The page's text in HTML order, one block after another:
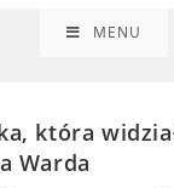
MENU
która
Warda